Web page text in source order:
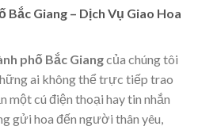
Giang – Dịch Vụ Giao Hoa
phố Bắc Giangcủa chúng tôi
ai không thể trực tiếp trao
một cú điện thoại hay tin nhắn
gửi hoa đến người thân yêu,